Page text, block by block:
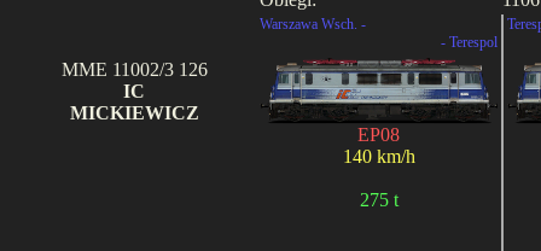
MME 11002/3 126
IC
MICKIEWICZ
Warszawa Wsch. -
- Terespol
EP08
140 km/h
275 t